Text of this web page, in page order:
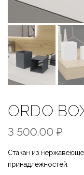
ORDO
3 500.00 ₽
Стакан из
принадлежностей.